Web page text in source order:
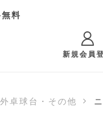
料
新規会員
外卓球台・その他